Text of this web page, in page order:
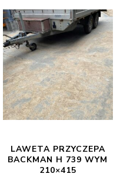
LAWETA PRZYCZEPA
BACKMAN H 739 WYM
210×415